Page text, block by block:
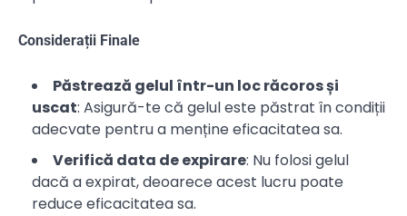
Considerații Finale
Păstrează gelul într-un loc răcoros și
uscat: Asigură-te că gelul este păstrat în condiții
adecvate pentru a menține eficacitatea sa.
Verifică data de expirare: Nu folosi gelul
dacă a expirat, deoarece acest lucru poate
reduce eficacitatea sa.